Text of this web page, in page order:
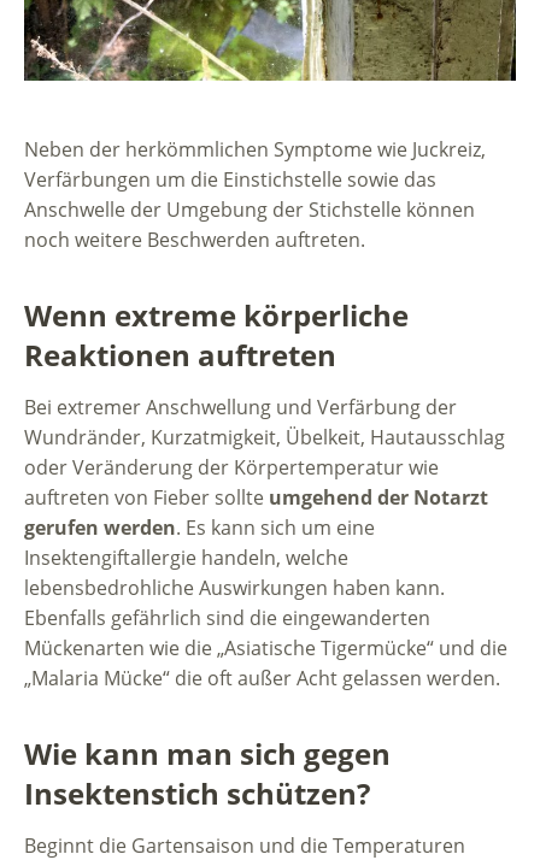
Neben der herkömmlichen Symptome wie Juckreiz,
Verfärbungen um die Einstichstelle sowie das
Anschwelle der Umgebung der Stichstelle können
noch weitere Beschwerden auftreten.
Wenn extreme körperliche
Reaktionen auftreten
Bei extremer Anschwellung und Verfärbung der
Wundränder, Kurzatmigkeit, Übelkeit, Hautausschlag
oder Veränderung der Körpertemperatur wie
auftreten von Fieber sollte umgehend der Notarzt
gerufen werden. Es kann sich um eine
Insektengiftallergie handeln, welche
lebensbedrohliche Auswirkungen haben kann.
Ebenfalls gefährlich sind die eingewanderten
Mückenarten wie die „Asiatische Tigermücke“ und die
„Malaria Mücke“ die oft außer Acht gelassen werden.
Wie kann man sich gegen
Insektenstich schützen?
Beginnt die Gartensaison und die Temperaturen